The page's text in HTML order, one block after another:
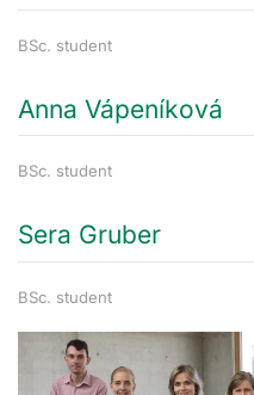
BSc. student
Anna Vápeníková
BSc. student
Sera Gruber
BSc. student